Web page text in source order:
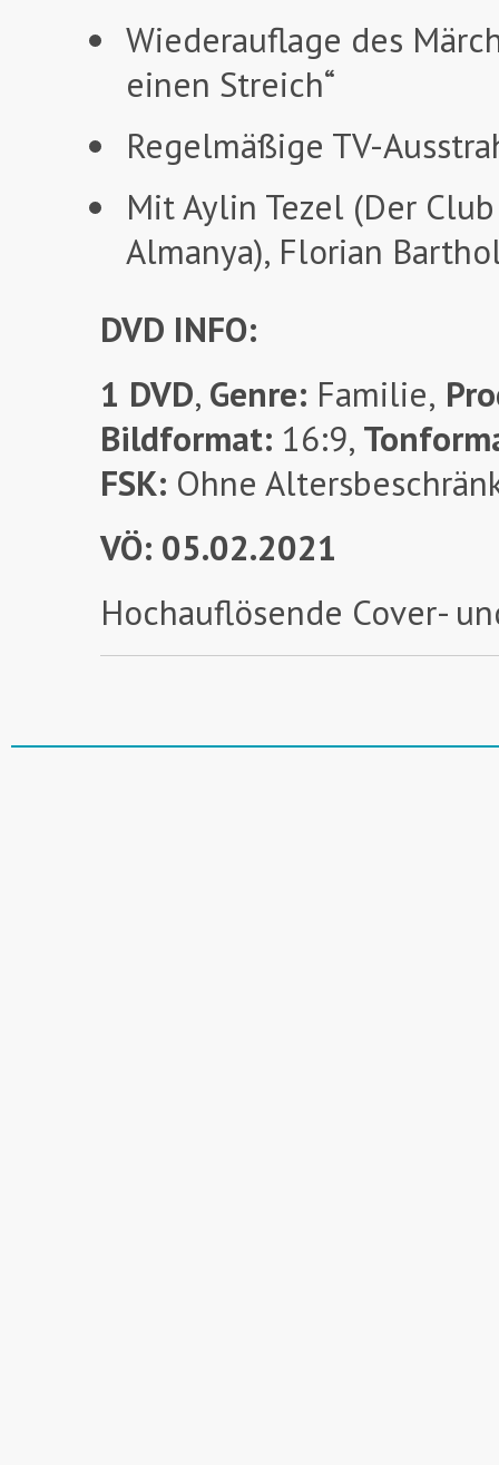
Wiederauflage des
einen Streich“
Regelmäßige TV-
Mit Aylin Tezel (Der
Almanya), Florian
DVD INFO:
1 DVD, Genre: Familie,
Bildformat: 16:9,
FSK: Ohne
VÖ: 05.02.2021
Hochauflösende Cover-